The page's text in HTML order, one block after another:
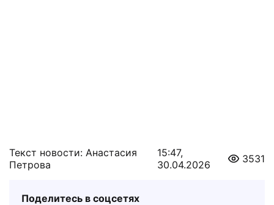
Текст новости: Анастасия
Петрова
15:47,
30.04.2026
3531
Поделитесь в соцсетях